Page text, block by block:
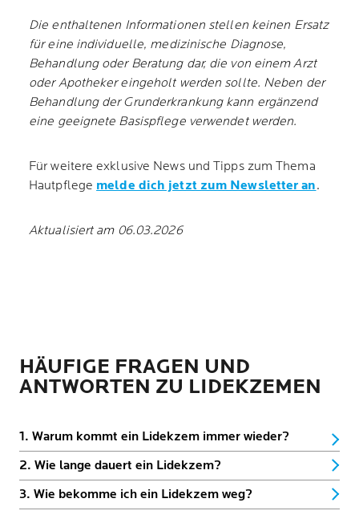
Die enthaltenen Informationen stellen keinen Ersatz
für eine individuelle, medizinische Diagnose,
Behandlung oder Beratung dar, die von einem Arzt
oder Apotheker eingeholt werden sollte. Neben der
Behandlung der Grunderkrankung kann ergänzend
eine geeignete Basispflege verwendet werden.
Für weitere exklusive News und Tipps zum Thema
Hautpflege melde dich jetzt zum Newsletter an.
Aktualisiert am 06.03.2026
HÄUFIGE FRAGEN UND
ANTWORTEN ZU LIDEKZEMEN
1. Warum kommt ein Lidekzem immer wieder?
2. Wie lange dauert ein Lidekzem?
3. Wie bekomme ich ein Lidekzem weg?